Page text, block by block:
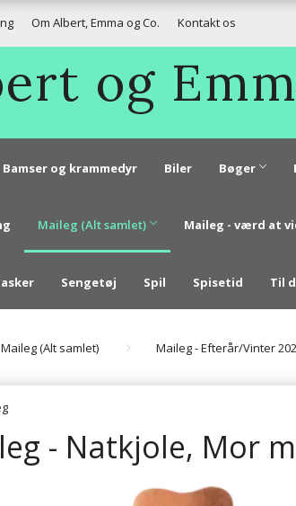
Om Albert, Emma og Co. Kontakt os
og
Bamser og krammedyr Biler Bøger
Maileg (Alt samlet) Maileg - værd at
Sengetøj Spil Spisetid Til
Maileg (Alt samlet) Maileg - Efterår/Vinter
- Natkjole, Mor